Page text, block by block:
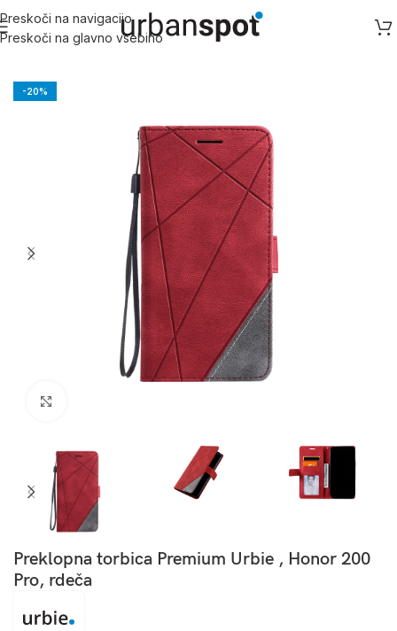
Preskoči na navigacijo
Preskoči na glavno vsebino
Domov/Honor/Ostale Honor serije
-20%
Preklopna torbica Premium Urbie , Honor 200
Pro, rdeča